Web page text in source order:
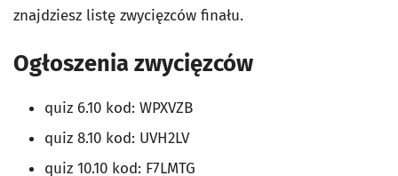
znajdziesz listę zwycięzców finału.
Ogłoszenia zwycięzców
quiz 6.10 kod: WPXVZB
quiz 8.10 kod: UVH2LV
quiz 10.10 kod: F7LMTG